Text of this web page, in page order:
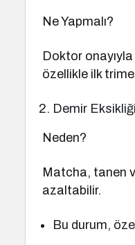
Ne Yapmalı?
Doktor
özellikle ilk
Demir
Neden?
Matcha, tanen
azaltabilir.
Bu durum,